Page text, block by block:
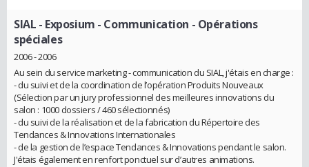
SIAL - Exposium - Communication - Opérations
spéciales
2006 - 2006
Au sein du service marketing - communication du SIAL, j'étais en charge :
- du suivi et de la coordination de l’opération Produits Nouveaux
(Sélection par un jury professionnel des meilleures innovations du
salon : 1000 dossiers / 460 sélectionnés)
- du suivi de la réalisation et de la fabrication du Répertoire des
Tendances & Innovations Internationales
- de la gestion de l’espace Tendances & Innovations pendant le salon.
J'étais également en renfort ponctuel sur d’autres animations.